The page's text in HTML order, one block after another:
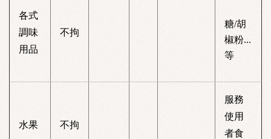
各式
調味
用品
不拘
糖/胡
椒粉...
等
水果 不拘
服務
使用
者食